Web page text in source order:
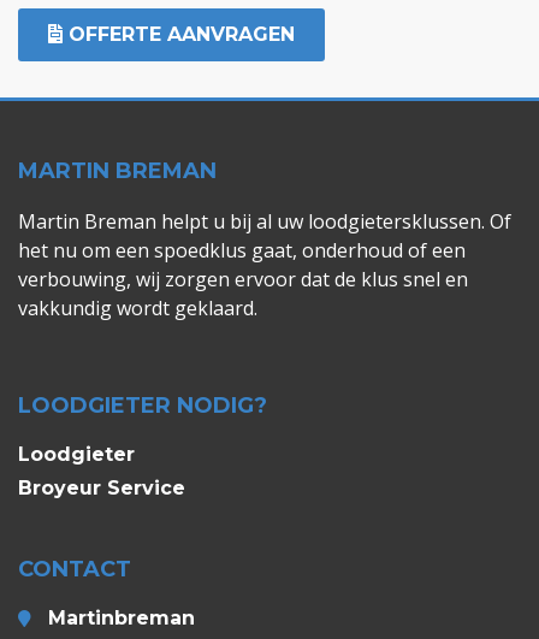
OFFERTE AANVRAGEN
MARTIN BREMAN
Martin Breman helpt u bij al uw loodgietersklussen. Of
het nu om een spoedklus gaat, onderhoud of een
verbouwing, wij zorgen ervoor dat de klus snel en
vakkundig wordt geklaard.
LOODGIETER NODIG?
Loodgieter
Broyeur Service
CONTACT
Martinbreman